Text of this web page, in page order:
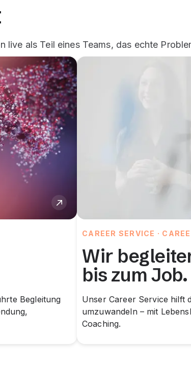
als Teil eines Teams, das echte
Begleitung
CAREER SERVICE ·
Wir
bis zum Job.
Unser Career Service hilft
umzuwandeln – mit
Coaching.